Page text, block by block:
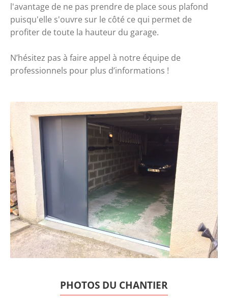
PHOTOS DU CHANTIER
l'avantage de ne pas prendre de place sous plafond
puisqu'elle s'ouvre sur le côté ce qui permet de
profiter de toute la hauteur du garage.
N’hésitez pas à faire appel à notre équipe de
professionnels pour plus d’informations !